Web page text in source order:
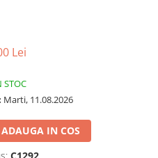
Lei
STOC
Marti, 11.08.2026
ADAUGA IN COS